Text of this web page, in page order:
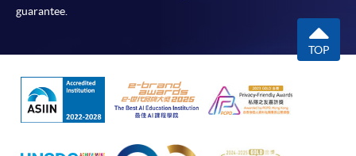
本學院為學院開設的其中一些課程提供在線服務的平台。雖然
本學院會力求在有關網頁上刊載的資訊正確和合時，但本學院
會保證下列各項：資訊並無侵犯版權，資訊可安全使用、資訊
準確、資訊適合任何目的、資訊不含電腦病毒等。
本學院（包括其僱員及附屬機構）對你在網上付款而由下列原
guarantee.
TOP